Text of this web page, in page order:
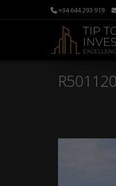
+34 644 293 919